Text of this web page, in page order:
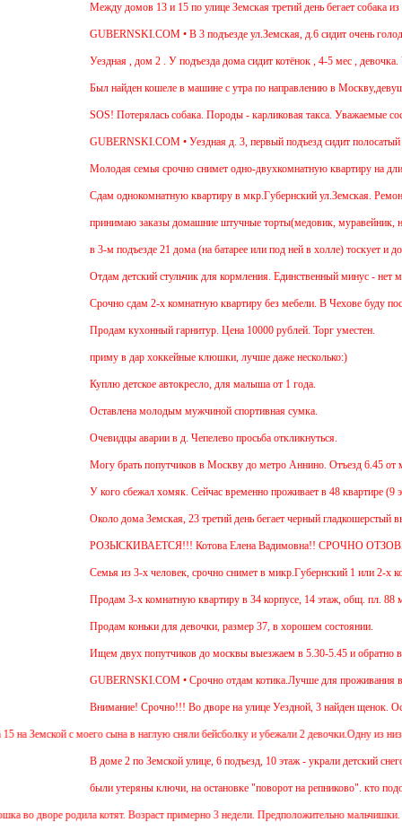
Между домов 13 и 15 по улице Земская третий день бегает собака из
GUBERNSKI.COM • В 3 подъезде ул.Земская, д.6 сидит очень
Уездная , дом 2 . У подъезда дома сидит котёнок , 4-5 мес , девочка.
Был найден кошеле в машине с утра по направлению в Москву,девушка
SOS! Потерялась собака. Породы - карликовая такса. Уважаемые
GUBERNSKI.COM • Уездная д. 3, первый подъезд сидит
Молодая семья срочно снимет одно-двухкомнатную квартиру на
Cдам однокомнатную квартиру в мкр.Губернский ул.Земская. Ремонт от
принимаю заказы домашние штучные торты(медовик, муравейник,
в 3-м подъезде 21 дома (на батарее или под ней в холле) тоскует и
Отдам детский стульчик для кормления. Единственный минус - нет
Срочно сдам 2-х комнатную квартиру без мебели. В Чехове буду после
Продам кухонный гарнитур. Цена 10000 рублей. Торг уместен.
приму в дар хоккейные клюшки, лучше даже несколько:)
Куплю детское автокресло, для малыша от 1 года.
Оставлена молодым мужчиной спортивная сумка.
Очевидцы аварии в д. Чепелево просьба откликнуться.
Могу брать попутчиков в Москву до метро Аннино. Отъезд 6.45 от
У кого сбежал хомяк. Сейчас временно проживает в 48 квартире (9 этаж
Около дома Земская, 23 третий день бегает черный гладкошерстый
РОЗЫСКИВАЕТСЯ!!! Котова Елена Вадимовна!! СРОЧНО
Семья из 3-х человек, срочно снимет в микр.Губернский 1 или 2-х
Продам 3-х комнатную квартиру в 34 корпусе, 14 этаж, общ. пл. 88 м.
Продам коньки для девочки, размер 37, в хорошем состоянии.
Ищем двух попутчиков до москвы выезжаем в 5.30-5.45 и обратно в
GUBERNSKI.COM • Срочно отдам котика.Лучше для проживания в
Внимание! Срочно!!! Во дворе на улице Уездной, 3 найден щенок.
моего сына в наглую сняли бейсболку и убежали 2 девочки.Одну из низ зовут
В доме 2 по Земской улице, 6 подъезд, 10 этаж - украли детский
были утеряны ключи, на остановке "поворот на репниково". кто
котят. Возраст примерно 3 недели. Предположительно мальчишки. Котята